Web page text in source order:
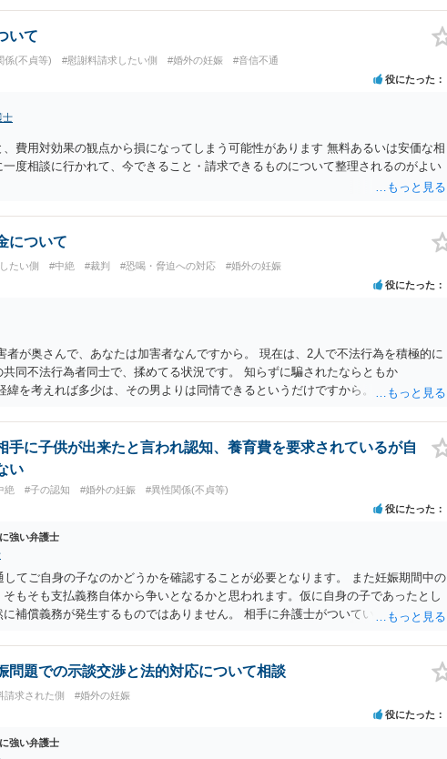
しておく方が安全です。また、清算条項を入れる場合にも、「夫と不貞相手との
にすべきです。 他方、不貞相手が夫から示談金を受け取る場合、その名目や内容
ら支払を受けた」などと（その当否は別として）反論等されてこじれてしまう可能
め、示談金の趣旨、清算対象、妻の請求権への影響を明確にしておくことが重要で
妥当性については、中絶、精神的苦痛、通院・治療の有無、診断内容、夫の説明
経緯等によって変わります。中絶について双方同意があったとしても、身体的・
ことはありますが、夫が当初から離婚できないと伝えていた事情があるなら、結
については争い得る部分もあります。 なお、貴方から不貞相手へ請求する慰謝料
払う示談金額だけで決まるものではありません。不貞期間、回数、婚姻期間、夫
・別居の有無、相手方の認識等によって判断されます。 今後の状況等に応じて、弁
なさった方がよいでしょう。
いて
係(不貞等) #慰謝料請求したい側 #婚外の妊娠 #音信不通
役にたった
士
費用対効果の観点から損になってしまう可能性があります 無料あるいは安価な相
度相談に行かれて、今できること・請求できるものについて整理されるのがよい
について
たい側 #中絶 #裁判 #恐喝・脅迫への対応 #婚外の妊娠
役にたった
者が奥さんで、あなたは加害者なんですから。 現在は、2人で不法行為を積極的に
同不法行為者同士で、揉めてる状況です。 知らずに騙されたならともか
緯を考えれば多少は、その男よりは同情できるというだけですから。
手に子供が出来たと言われ認知、養育費を要求されているが自
い
絶 #子の認知 #婚外の妊娠 #異性関係(不貞等)
役にたった
強い弁護士
してご自身の子なのかどうかを確認することが必要となります。 また妊娠期間中の
もそも支払義務自体から争いとなるかと思われます。仮に自身の子であったとし
補償義務が発生するものではありません。 相手に弁護士がついているということ
問題での示談交渉と法的対応について相談
請求された側 #婚外の妊娠
役にたった
強い弁護士